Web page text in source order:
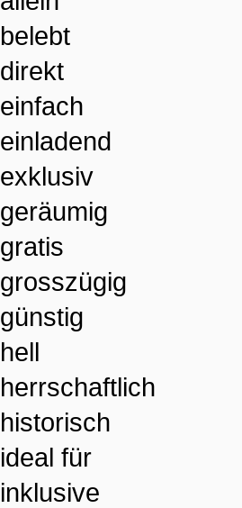
belebt
direkt
einfach
einladend
exklusiv
geräumig
gratis
grosszügig
günstig
hell
herrschaftlich
historisch
ideal für
inklusive